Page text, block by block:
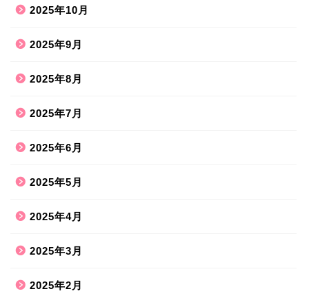
2025年10月
2025年9月
2025年8月
2025年7月
2025年6月
2025年5月
2025年4月
2025年3月
2025年2月